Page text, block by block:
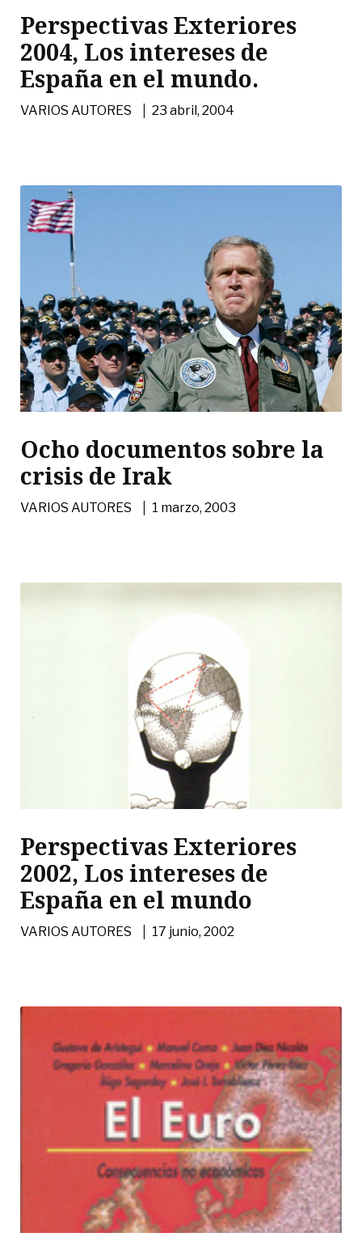
Perspectivas Exteriores
2004, Los intereses de
España en el mundo.
VARIOS AUTORES |23 abril, 2004
Ocho documentos sobre la
crisis de Irak
VARIOS AUTORES | 1 marzo, 2003
Perspectivas Exteriores
2002, Los intereses de
España en el mundo
VARIOS AUTORES | 17 junio, 2002